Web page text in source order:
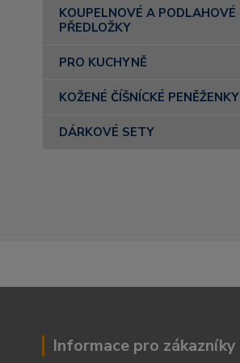
KOUPELNOVÉ A PODLAHOVÉ
PŘEDLOŽKY
PRO KUCHYNĚ
KOŽENÉ ČÍŠNÍCKÉ PENĚŽENKY
DÁRKOVÉ SETY
Informace pro zákazníky